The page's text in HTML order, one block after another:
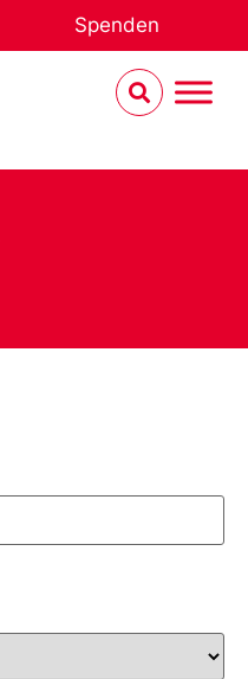
Spenden